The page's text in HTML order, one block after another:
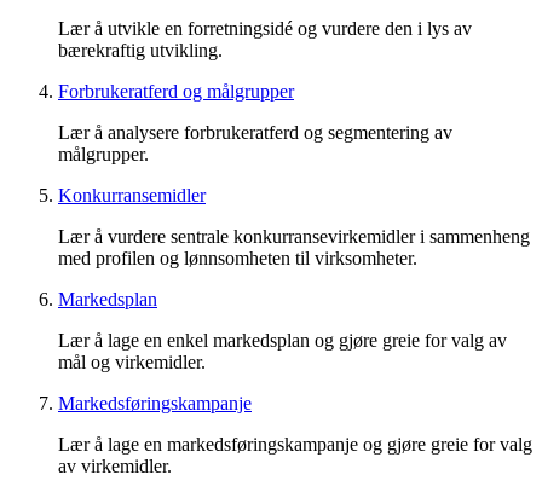
Lær å utvikle en forretningsidé og vurdere den i lys av
bærekraftig utvikling.
Forbrukeratferd og målgrupper
Lær å analysere forbrukeratferd og segmentering av
målgrupper.
Konkurransemidler
Lær å vurdere sentrale konkurransevirkemidler i sammenheng
med profilen og lønnsomheten til virksomheter.
Markedsplan
Lær å lage en enkel markedsplan og gjøre greie for valg av
mål og virkemidler.
Markedsføringskampanje
Lær å lage en markedsføringskampanje og gjøre greie for valg
av virkemidler.